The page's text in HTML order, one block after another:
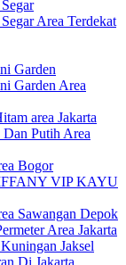
Area Terdekat
Garden
Garden Area
area Jakarta
Putih Area
Bogor
VIP KAYU
Sawangan Depok
Area Jakarta
Jaksel